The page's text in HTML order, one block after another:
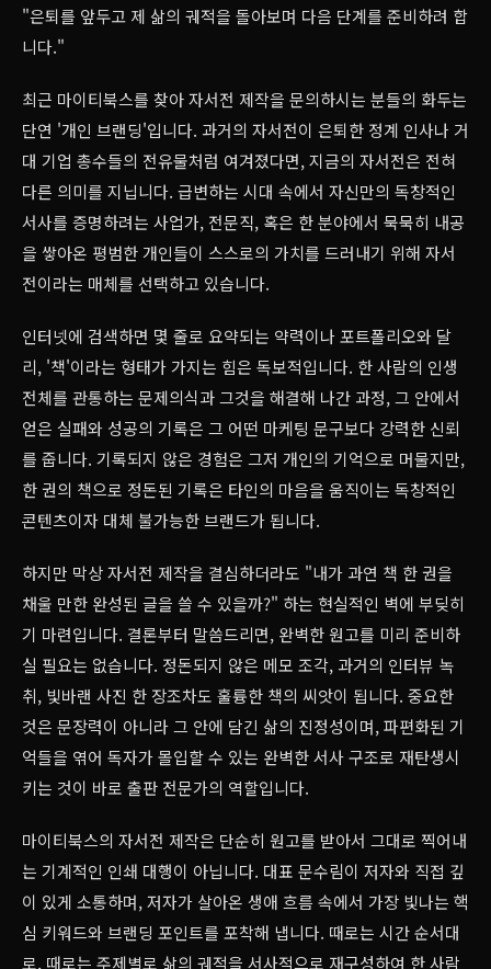
"은퇴를 앞두고 제 삶의 궤적을 돌아보며 다음 단계를 준비하려 합
니다."
최근 마이티북스를 찾아 자서전 제작을 문의하시는 분들의 화두는
단연 '개인 브랜딩'입니다. 과거의 자서전이 은퇴한 정계 인사나 거
대 기업 총수들의 전유물처럼 여겨졌다면, 지금의 자서전은 전혀
다른 의미를 지닙니다. 급변하는 시대 속에서 자신만의 독창적인
서사를 증명하려는 사업가, 전문직, 혹은 한 분야에서 묵묵히 내공
을 쌓아온 평범한 개인들이 스스로의 가치를 드러내기 위해 자서
전이라는 매체를 선택하고 있습니다.
인터넷에 검색하면 몇 줄로 요약되는 약력이나 포트폴리오와 달
리, '책'이라는 형태가 가지는 힘은 독보적입니다. 한 사람의 인생
전체를 관통하는 문제의식과 그것을 해결해 나간 과정, 그 안에서
얻은 실패와 성공의 기록은 그 어떤 마케팅 문구보다 강력한 신뢰
를 줍니다. 기록되지 않은 경험은 그저 개인의 기억으로 머물지만,
한 권의 책으로 정돈된 기록은 타인의 마음을 움직이는 독창적인
콘텐츠이자 대체 불가능한 브랜드가 됩니다.
하지만 막상 자서전 제작을 결심하더라도 "내가 과연 책 한 권을
채울 만한 완성된 글을 쓸 수 있을까?" 하는 현실적인 벽에 부딪히
기 마련입니다. 결론부터 말씀드리면, 완벽한 원고를 미리 준비하
실 필요는 없습니다. 정돈되지 않은 메모 조각, 과거의 인터뷰 녹
취, 빛바랜 사진 한 장조차도 훌륭한 책의 씨앗이 됩니다. 중요한
것은 문장력이 아니라 그 안에 담긴 삶의 진정성이며, 파편화된 기
억들을 엮어 독자가 몰입할 수 있는 완벽한 서사 구조로 재탄생시
키는 것이 바로 출판 전문가의 역할입니다.
마이티북스의 자서전 제작은 단순히 원고를 받아서 그대로 찍어내
는 기계적인 인쇄 대행이 아닙니다. 대표 문수림이 저자와 직접 깊
이 있게 소통하며, 저자가 살아온 생애 흐름 속에서 가장 빛나는 핵
심 키워드와 브랜딩 포인트를 포착해 냅니다. 때로는 시간 순서대
로, 때로는 주제별로 삶의 궤적을 서사적으로 재구성하여 한 사람